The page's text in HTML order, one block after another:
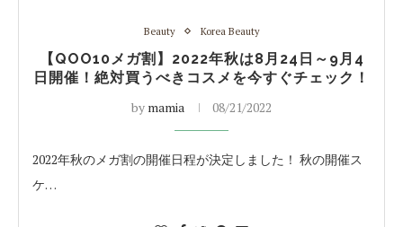
Beauty Korea Beauty
【QOO10メガ割】2022年秋は8月24日～9月4
日開催！絶対買うべきコスメを今すぐチェック！
by mamia 08/21/2022
2022年秋のメガ割の開催日程が決定しました！ 秋の開催ス
ケ…